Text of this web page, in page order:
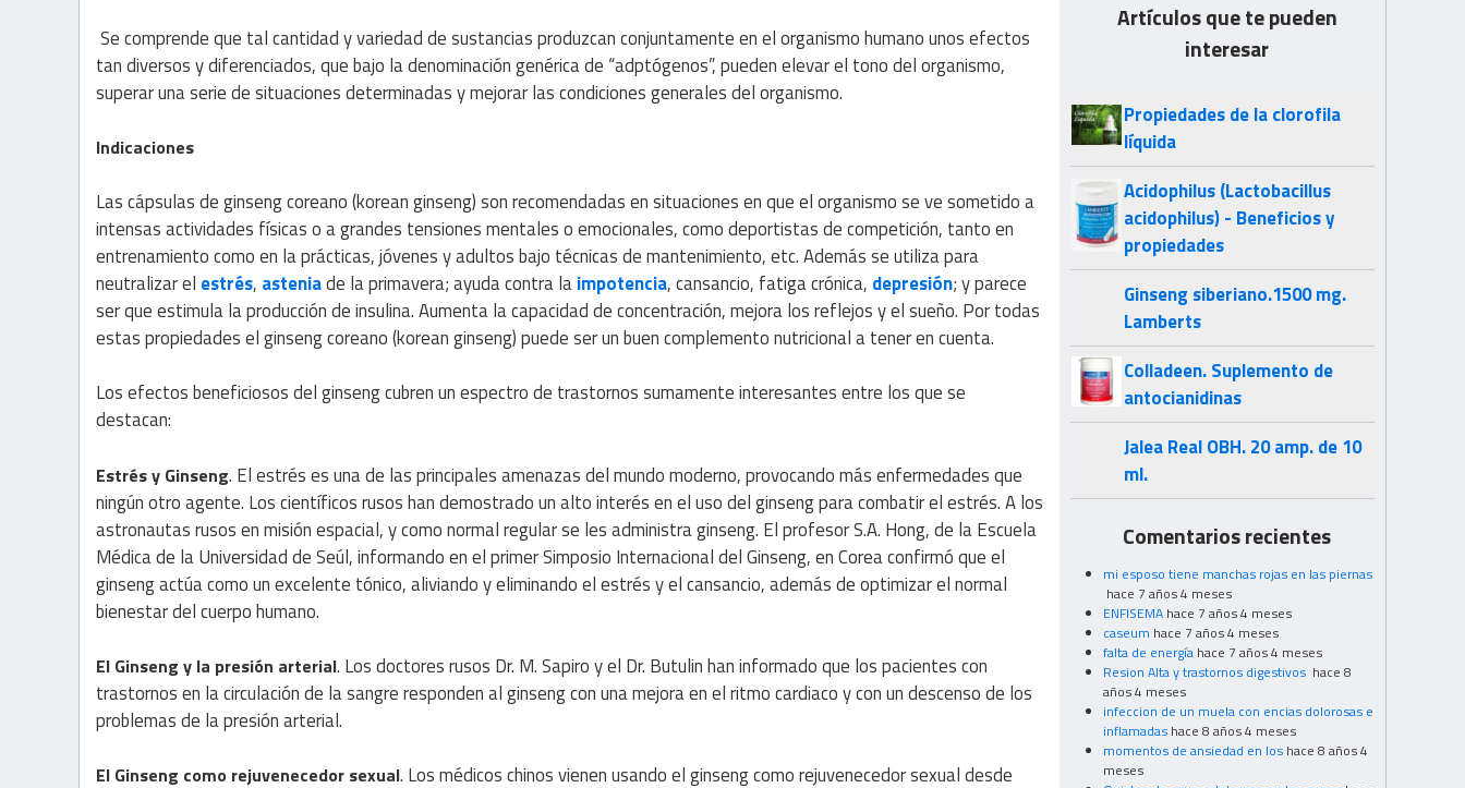
Se comprende que tal cantidad y variedad de sustancias produzcan conjuntamente en el organismo humano unos efectos
tan diversos y diferenciados, que bajo la denominación genérica de “adptógenos”, pueden elevar el tono del organismo,
superar una serie de situaciones determinadas y mejorar las condiciones generales del organismo.
Indicaciones
Las cápsulas de ginseng coreano (korean ginseng) son recomendadas en situaciones en que el organismo se ve sometido a
intensas actividades físicas o a grandes tensiones mentales o emocionales, como deportistas de competición, tanto en
entrenamiento como en la prácticas, jóvenes y adultos bajo técnicas de mantenimiento, etc. Además se utiliza para
neutralizar el estrés, asteniade la primavera; ayuda contra laimpotencia, cansancio, fatiga crónica, depresión; y parece
ser que estimula la producción de insulina. Aumenta la capacidad de concentración, mejora los reflejos y el sueño. Por todas
estas propiedades el ginseng coreano (korean ginseng) puede ser un buen complemento nutricional a tener en cuenta.
Los efectos beneficiosos del ginseng cubren un espectro de trastornos sumamente interesantes entre los que se
destacan:
Estrés y Ginseng. El estrés es una de las principales amenazas del mundo moderno, provocando más enfermedades que
ningún otro agente. Los científicos rusos han demostrado un alto interés en el uso del ginseng para combatir el estrés. A los
astronautas rusos en misión espacial, y como normal regular se les administra ginseng. El profesor S.A. Hong, de la Escuela
Médica de la Universidad de Seúl, informando en el primer Simposio Internacional del Ginseng, en Corea confirmó que el
ginseng actúa como un excelente tónico, aliviando y eliminando el estrés y el cansancio, además de optimizar el normal
bienestar del cuerpo humano.
El Ginseng y la presión arterial. Los doctores rusos Dr. M. Sapiro y el Dr. Butulin han informado que los pacientes con
trastornos en la circulación de la sangre responden al ginseng con una mejora en el ritmo cardiaco y con un descenso de los
problemas de la presión arterial.
El Ginseng como rejuvenecedor sexual. Los médicos chinos vienen usando el ginseng como rejuvenecedor sexual desde
Artículos que te pueden
interesar
Propiedades de la clorofila
líquida
Acidophilus (Lactobacillus
acidophilus) - Beneficios y
propiedades
Ginseng siberiano.1500 mg.
Lamberts
Colladeen. Suplemento de
antocianidinas
Jalea Real OBH. 20 amp. de 10
ml.
Comentarios recientes
mi esposo tiene manchas rojas en las piernas
hace 7 años 4 meses
ENFISEMA hace 7 años 4 meses
caseum hace 7 años 4 meses
falta de energía hace 7 años 4 meses
Resion Alta y trastornos digestivos hace 8
años 4 meses
infeccion de un muela con encias dolorosas e
inflamadas hace 8 años 4 meses
momentos de ansiedad en los hace 8 años 4
meses